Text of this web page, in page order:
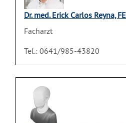
Dr. med. Erick Carlos Reyna,
Facharzt
Tel.: 0641/985-43820